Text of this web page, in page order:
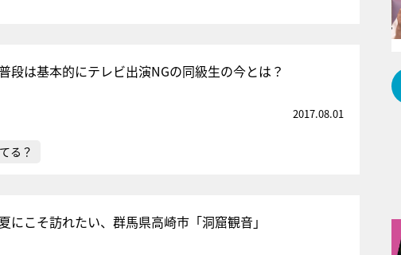
段は基本的にテレビ出演NGの同級生の今とは？
2017.08.01
る？
にこそ訪れたい、群馬県高崎市「洞窟観音」